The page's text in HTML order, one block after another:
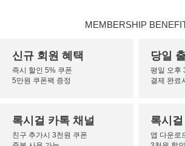
MEMBERSHIP
신규 회원 혜택
즉시 할인 5% 쿠폰
5만원 쿠폰팩 증정
당일
평일 오후
결제 완료
록시걸 카톡 채널
친구 추가시 3천원 쿠폰
록시
앱 다운로